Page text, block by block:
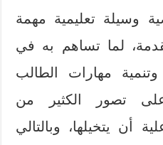
وسيلة تعليمية مهمة
لما تساهم به في
وتنمية مهارات الطالب
تصور الكثير من
أن يتخيلها، وبالتالي